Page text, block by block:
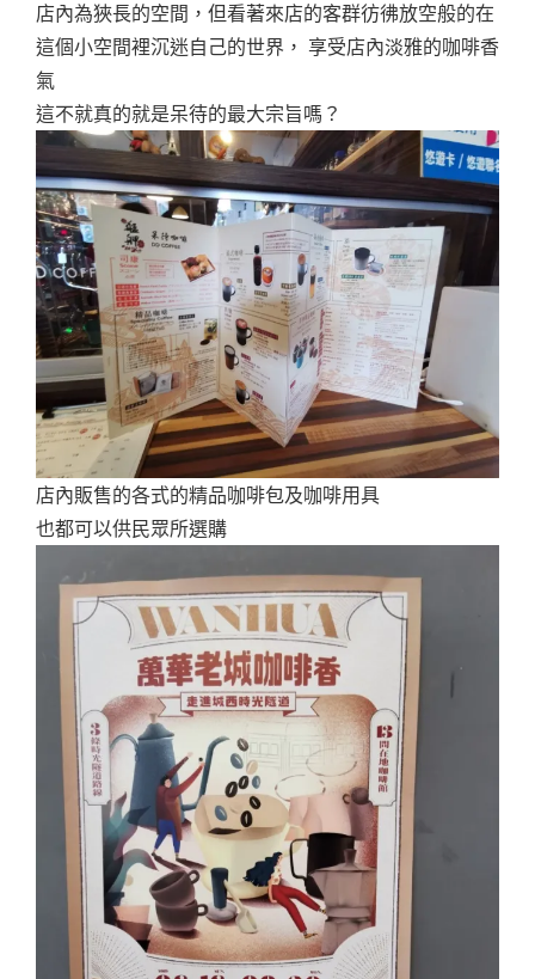
店內為狹長的空間，但看著來店的客群彷彿放空般的在
這個小空間裡沉迷自己的世界， 享受店內淡雅的咖啡香
氣
這不就真的就是呆待的最大宗旨嗎？
店內販售的各式的精品咖啡包及咖啡用具
也都可以供民眾所選購